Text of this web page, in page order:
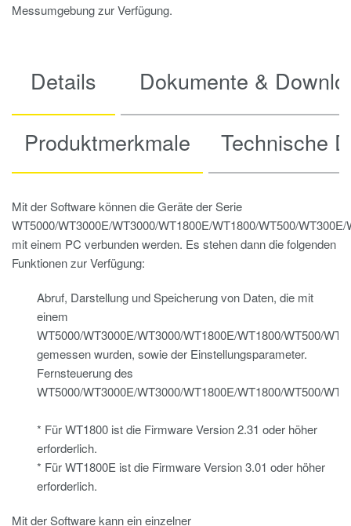
Messumgebung zur Verfügung.
Details Dokumente &
Produktmerkmale Technische
Mit der Software können die Geräte der Serie
WT5000/WT3000E/WT3000/WT1800E/WT1800/WT500/WT300E/
mit einem PC verbunden werden. Es stehen dann die folgenden
Funktionen zur Verfügung:
Abruf, Darstellung und Speicherung von Daten, die mit
einem
WT5000/WT3000E/WT3000/WT1800E/WT1800/WT500/
gemessen wurden, sowie der Einstellungsparameter.
Fernsteuerung des
WT5000/WT3000E/WT3000/WT1800E/WT1800/WT500/
* Für WT1800 ist die Firmware Version 2.31 oder höher
erforderlich.
* Für WT1800E ist die Firmware Version 3.01 oder höher
erforderlich.
Mit der Software kann ein einzelner